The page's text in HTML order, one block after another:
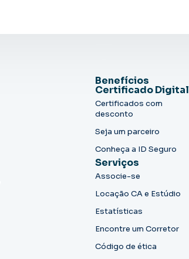
Benefícios
Certificado Digital
Certificados com
desconto
Seja um parceiro
Conheça a ID Seguro
Serviços
Associe-se
Locação CA e Estúdio
Estatísticas
Encontre um Corretor
Código de ética